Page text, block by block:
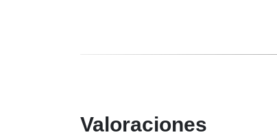
Valoraciones